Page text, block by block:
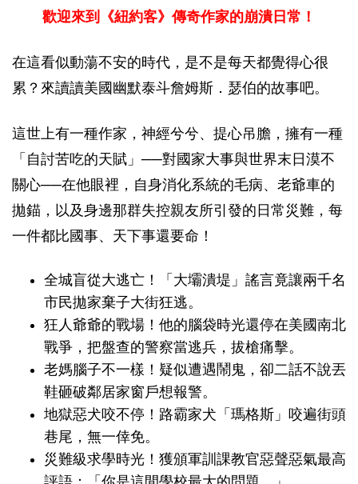
歡迎來到《紐約客》傳奇作家的崩潰日常！
在這看似動蕩不安的時代，是不是每天都覺得心很
累？來讀讀美國幽默泰斗詹姆斯．瑟伯的故事吧。
這世上有一種作家，神經兮兮、提心吊膽，擁有一種
「自討苦吃的天賦」──對國家大事與世界末日漠不
關心──在他眼裡，自身消化系統的毛病、老爺車的
拋錨，以及身邊那群失控親友所引發的日常災難，每
一件都比國事、天下事還要命！
全城盲從大逃亡！「大壩潰堤」謠言竟讓兩千名
市民拋家棄子大街狂逃。
狂人爺爺的戰場！他的腦袋時光還停在美國南北
戰爭，把盤查的警察當逃兵，拔槍痛擊。
老媽腦子不一樣！疑似遭遇鬧鬼，卻二話不說丟
鞋砸破鄰居家窗戶想報警。
地獄惡犬咬不停！路霸家犬「瑪格斯」咬遍街頭
巷尾，無一倖免。
災難級求學時光！獲頒軍訓課教官惡聲惡氣最高